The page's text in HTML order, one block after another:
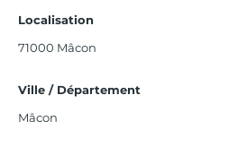
Localisation
71000 Mâcon
Ville / Département
Mâcon